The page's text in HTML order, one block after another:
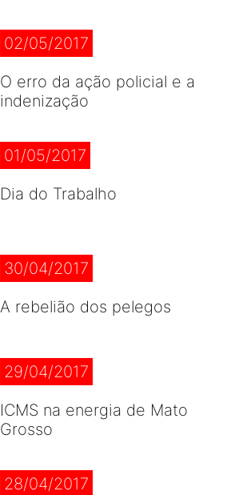
02/05/2017
O erro da ação policial e a
indenização
01/05/2017
Dia do Trabalho
30/04/2017
A rebelião dos pelegos
29/04/2017
ICMS na energia de Mato
Grosso
28/04/2017